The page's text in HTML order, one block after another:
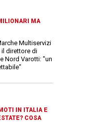
MA
Multiservizi
il direttore di
Nord Varotti: "un
IN ITALIA E
COSA